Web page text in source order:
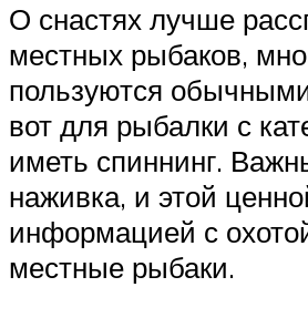
О снастях лучше
местных рыбаков,
пользуются
вот для рыбалки с
иметь спиннинг.
наживка, и этой
информацией с
местные рыбаки.